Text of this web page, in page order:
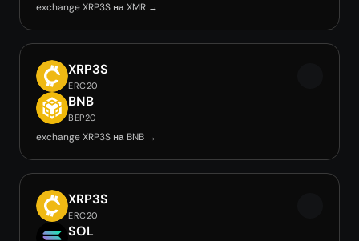
exchange XRP3S на XMR →
XRP3S
ERC20
BNB
BEP20
exchange XRP3S на BNB →
XRP3S
ERC20
SOL